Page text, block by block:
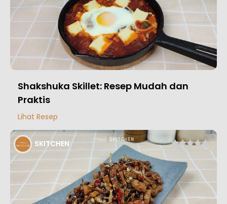
Shakshuka Skillet: Resep Mudah dan
Praktis
Lihat Resep
SKITCHEN